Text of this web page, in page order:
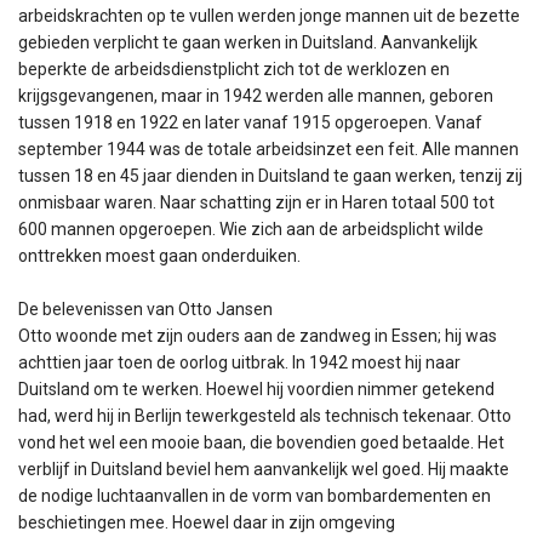
arbeidskrachten op te vullen werden jonge mannen uit de bezette
gebieden verplicht te gaan werken in Duitsland. Aanvankelijk
beperkte de arbeidsdienstplicht zich tot de werklozen en
krijgsgevangenen, maar in 1942 werden alle mannen, geboren
tussen 1918 en 1922 en later vanaf 1915 opgeroepen. Vanaf
september 1944 was de totale arbeidsinzet een feit. Alle mannen
tussen 18 en 45 jaar dienden in Duitsland te gaan werken, tenzij zij
onmisbaar waren. Naar schatting zijn er in Haren totaal 500 tot
600 mannen opgeroepen. Wie zich aan de arbeidsplicht wilde
onttrekken moest gaan onderduiken.
De belevenissen van Otto Jansen
Otto woonde met zijn ouders aan de zandweg in Essen; hij was
achttien jaar toen de oorlog uitbrak. In 1942 moest hij naar
Duitsland om te werken. Hoewel hij voordien nimmer getekend
had, werd hij in Berlijn tewerkgesteld als technisch tekenaar. Otto
vond het wel een mooie baan, die bovendien goed betaalde. Het
verblijf in Duitsland beviel hem aanvankelijk wel goed. Hij maakte
de nodige luchtaanvallen in de vorm van bombardementen en
beschietingen mee. Hoewel daar in zijn omgeving